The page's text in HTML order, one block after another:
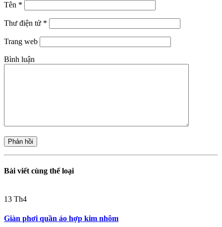
Tên *
Thư điện tử *
Trang web
Bình luận
Bài viết cùng thể loại
13 Th4
Giàn phơi quần áo hợp kim nhôm